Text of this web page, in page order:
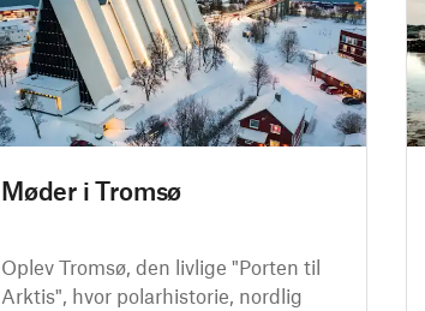
Møder i Tromsø
Oplev Tromsø, den livlige "Porten til
Arktis", hvor polarhistorie, nordlig